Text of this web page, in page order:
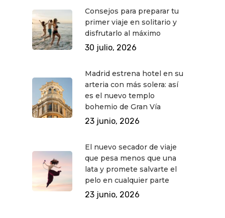
Consejos para preparar tu
primer viaje en solitario y
disfrutarlo al máximo
30 julio, 2026
Madrid estrena hotel en su
arteria con más solera: así
es el nuevo templo
bohemio de Gran Vía
23 junio, 2026
El nuevo secador de viaje
que pesa menos que una
lata y promete salvarte el
pelo en cualquier parte
23 junio, 2026